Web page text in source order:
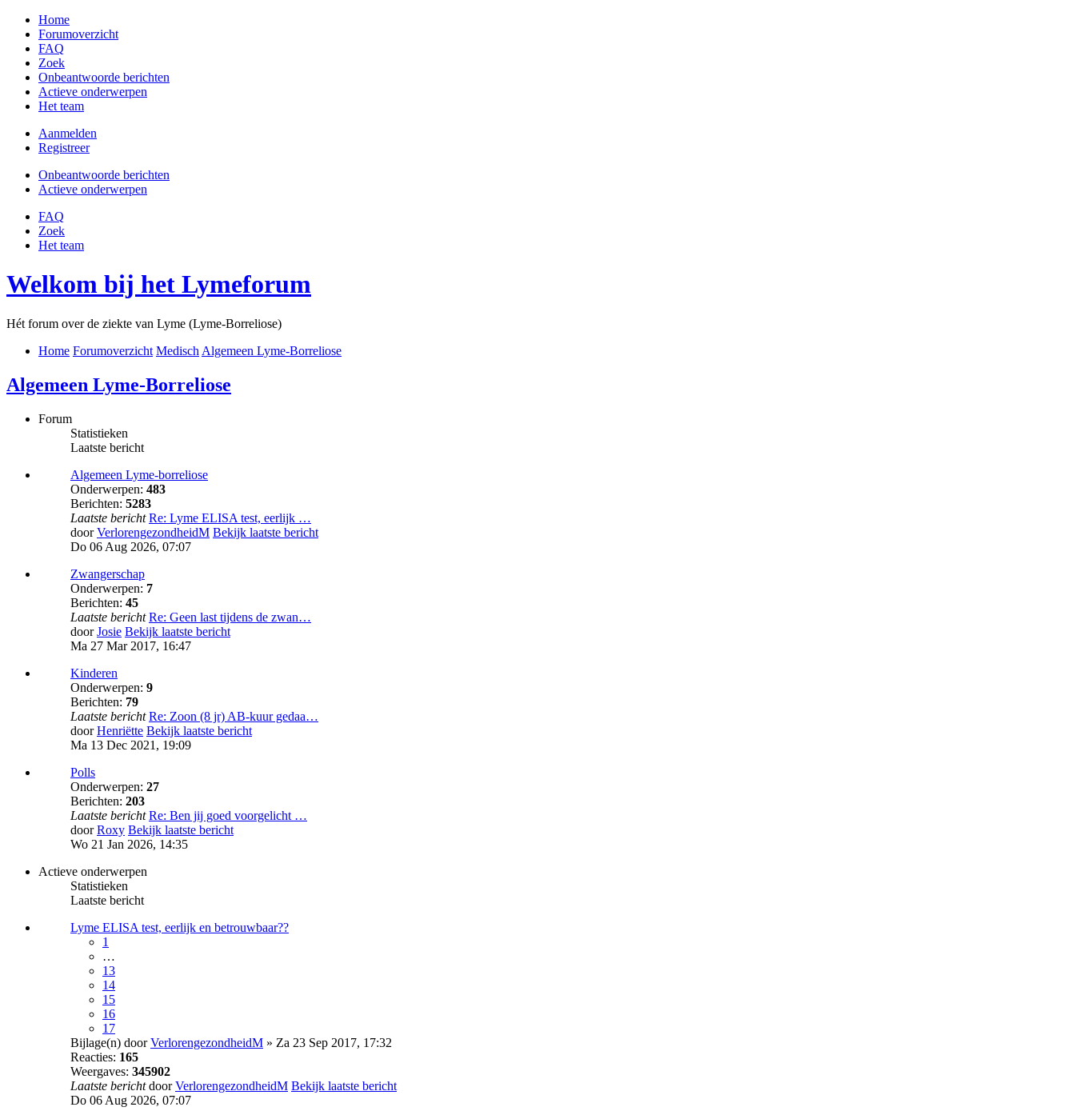
Home
Forumoverzicht
FAQ
Zoek
Onbeantwoorde berichten
Actieve onderwerpen
Het team
Aanmelden
Registreer
Onbeantwoorde berichten
Actieve onderwerpen
FAQ
Zoek
Het team
Welkom bij het Lymeforum
Hét forum over de ziekte van Lyme (Lyme-Borreliose)
Home Forumoverzicht Medisch Algemeen Lyme-Borreliose
Algemeen Lyme-Borreliose
Forum
Statistieken
Laatste bericht
Algemeen Lyme-borreliose
Onderwerpen: 483
Berichten: 5283
Laatste bericht Re: Lyme ELISA test, eerlijk …
doorVerlorengezondheidM Bekijk laatste bericht
Do 06 Aug 2026, 07:07
Zwangerschap
Onderwerpen: 7
Berichten: 45
Laatste bericht Re: Geen last tijdens de zwan…
doorJosie Bekijk laatste bericht
Ma 27 Mar 2017, 16:47
Kinderen
Onderwerpen: 9
Berichten: 79
Laatste bericht Re: Zoon (8 jr) AB-kuur gedaa…
doorHenriëtte Bekijk laatste bericht
Ma 13 Dec 2021, 19:09
Polls
Onderwerpen: 27
Berichten: 203
Laatste bericht Re: Ben jij goed voorgelicht …
doorRoxy Bekijk laatste bericht
Wo 21 Jan 2026, 14:35
Actieve onderwerpen
Statistieken
Laatste bericht
Lyme ELISA test, eerlijk en betrouwbaar??
1
…
13
14
15
16
17
Bijlage(n) doorVerlorengezondheidM » Za 23 Sep 2017, 17:32
Reacties: 165
Weergaves: 345902
Laatste berichtdoorVerlorengezondheidM Bekijk laatste bericht
Do 06 Aug 2026, 07:07